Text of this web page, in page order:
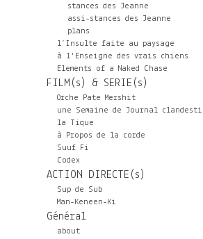
stances des Jeanne
assi-stances des Jeanne
plans
l’Insulte faite au paysage
à l'Enseigne des vrais chiens
Elements of a Naked Chase
FILM(s) & SERIE(s)
Orche Pate Mershit
une Semaine de Journal
la Tique
à Propos de la corde
Suuf Fi
Codex
ACTION DIRECTE(s)
Sup de Sub
Man-Keneen-Ki
Général
about